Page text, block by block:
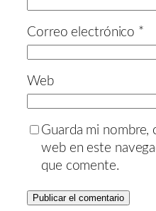
Correo electrónico *
Web
Guarda mi
web en este
que comente.